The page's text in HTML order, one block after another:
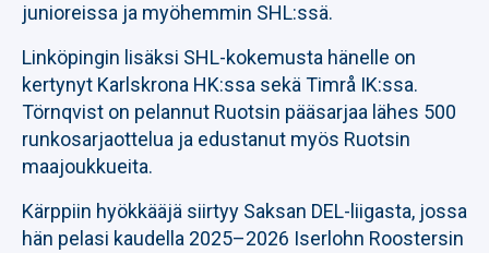
junioreissa ja myöhemmin SHL:ssä.
Linköpingin lisäksi SHL-kokemusta hänelle on
kertynyt Karlskrona HK:ssa sekä Timrå IK:ssa.
Törnqvist on pelannut Ruotsin pääsarjaa lähes 500
runkosarjaottelua ja edustanut myös Ruotsin
maajoukkueita.
Kärppiin hyökkääjä siirtyy Saksan DEL-liigasta, jossa
hän pelasi kaudella 2025–2026 Iserlohn Roostersin